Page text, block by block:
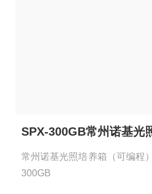
SPX-300GB常州诺基光
常州诺基光照培养箱（可编程
300GB